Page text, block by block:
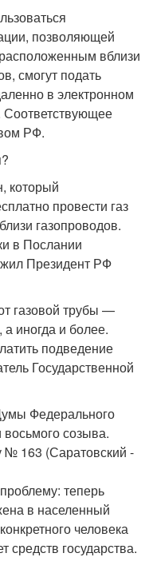
позволяющей
вблизи
смогут подать
в электронном
Соответствующее
РФ.
который
провести газ
газопроводов.
в Послании
Президент РФ
газовой трубы —
иногда и более.
подведение
Государственной
Федерального
созыва.
№ 163 (Саратовский -
теперь
в населенный
человека
средств государства.